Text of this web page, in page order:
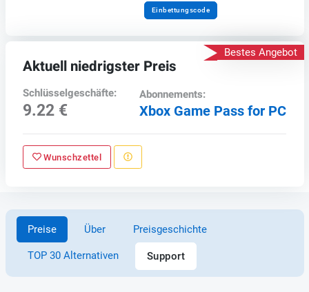
Einbettungscode
Bestes Angebot
Aktuell niedrigster Preis
Schlüsselgeschäfte:
9.22 €
Abonnements:
Xbox Game Pass for PC
Wunschzettel
Preise Über Preisgeschichte
TOP 30 Alternativen Support